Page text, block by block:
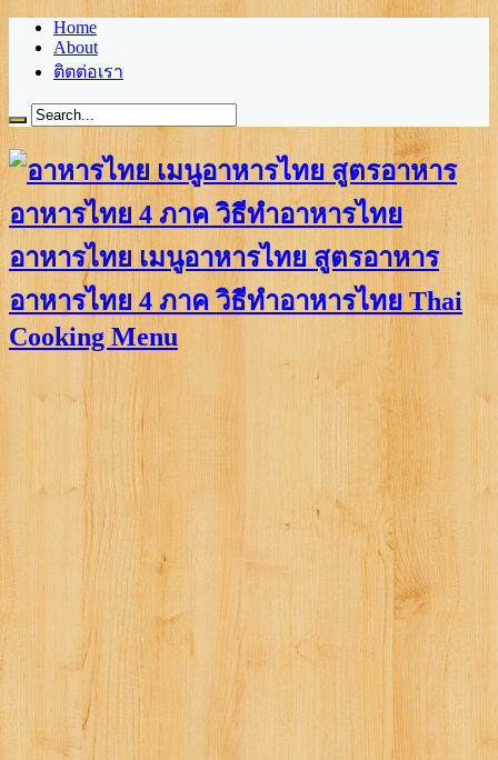
Home
About
ติตต่อเรา
อาหารไทย เมนูอาหารไทย สูตรอาหาร
อาหารไทย 4 ภาค วิธีทำอาหารไทย Thai
Cooking Menu